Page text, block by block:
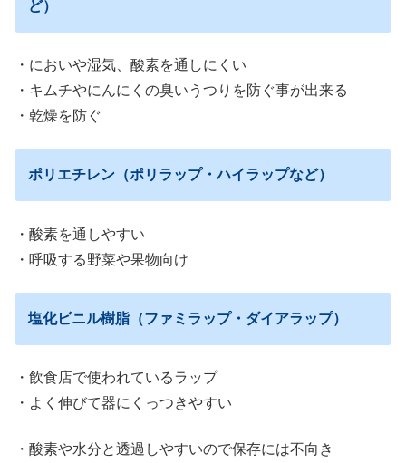
ど）
・においや湿気、酸素を通しにくい
・キムチやにんにくの臭いうつりを防ぐ事が出来る
・乾燥を防ぐ
ポリエチレン（ポリラップ・ハイラップなど）
・酸素を通しやすい
・呼吸する野菜や果物向け
塩化ビニル樹脂（ファミラップ・ダイアラップ）
・飲食店で使われているラップ
・よく伸びて器にくっつきやすい
・酸素や水分と透過しやすいので保存には不向き